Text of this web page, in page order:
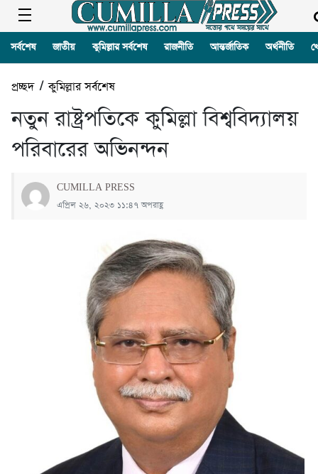
সর্বশেষ জাতীয় কুমিল্লার সর্বশেষ রাজনীতি আন্তর্জাতিক অর্থনীতি
প্রচ্ছদ/কুমিল্লার সর্বশেষ
নতুন রাষ্ট্রপতিকে কুমিল্লা বিশ্ববিদ্যালয়
পরিবারের অভিনন্দন
CUMILLA PRESS
এপ্রিল ২৬, ২০২৩ ১১:৪৭ অপরাহ্ণ